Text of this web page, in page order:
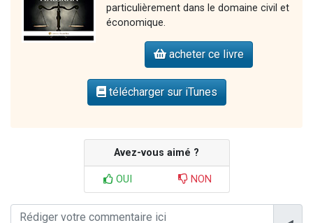
particulièrement dans le domaine civil et
économique.
acheter ce livre
télécharger sur iTunes
Avez-vous aimé ?
OUI NON